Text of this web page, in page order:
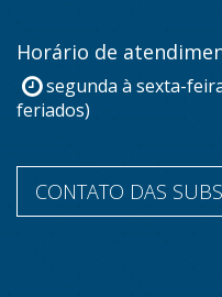
Horário de
segunda à sexta-
feriados)
CONTATO DAS